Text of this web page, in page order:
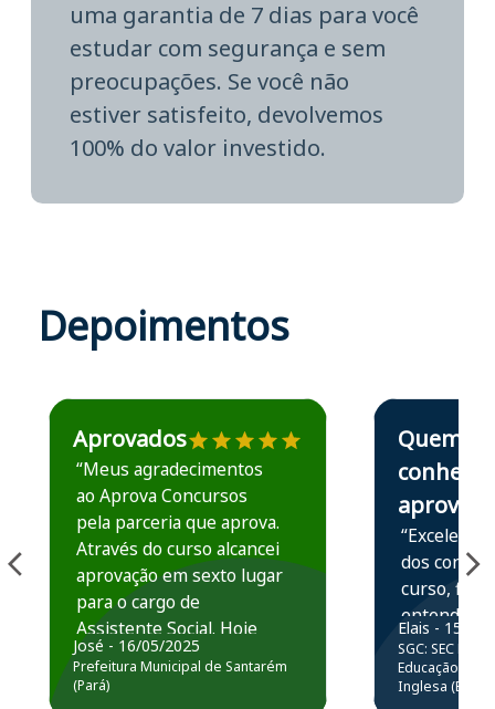
uma garantia de 7 dias para você
estudar com segurança e sem
preocupações. Se você não
estiver satisfeito, devolvemos
100% do valor investido.
Depoimentos
Estudante José recomenda o Aprova Concursos em
Aprovados
“Meus agradecimentos
ao Aprova Concursos
pela parceria que aprova.
Através do curso alcancei
aprovação em sexto lugar
para o cargo de
Assistente Social. Hoje
estou atuando na
Prefeitura de Santarém.
José - 16/05/2025
Prefeitura Municipal de Santarém
(Pará)
Estudante Elais
Quem
conhece,
aprova
“Excelente
dos
curso,
entender e
prática
resolução
questões.”
Elais - 15/07/
SGC: SEC BA
Educação
Inglesa (Edital